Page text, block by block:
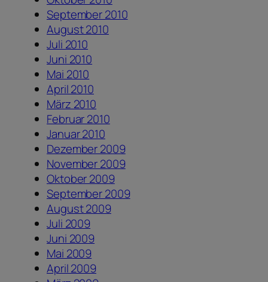
September 2010
August 2010
Juli 2010
Juni 2010
Mai 2010
April 2010
März 2010
Februar 2010
Januar 2010
Dezember 2009
November 2009
Oktober 2009
September 2009
August 2009
Juli 2009
Juni 2009
Mai 2009
April 2009